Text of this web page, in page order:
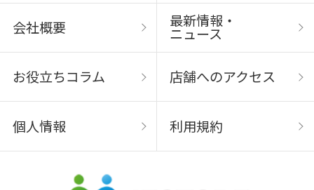
会社概要 最新情報・
ニュース
お役立ちコラム 店舗へのアクセス
個人情報 利用規約